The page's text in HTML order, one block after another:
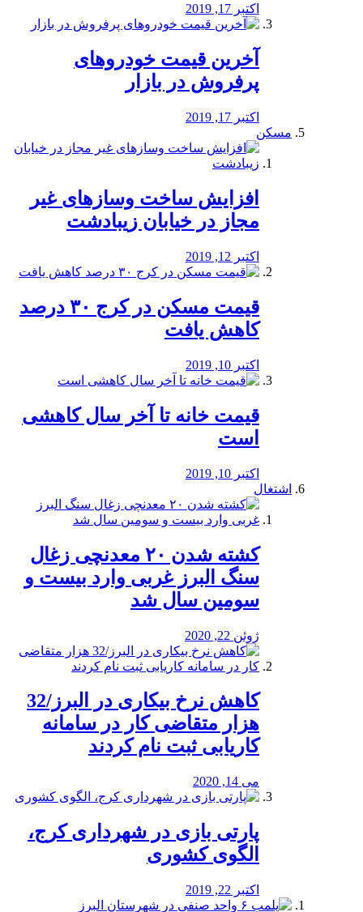
اکتبر 17, 2019
آخرین قیمت خودرو‌های
پرفروش در بازار
اکتبر 17, 2019
مسکن
افزایش ساخت وسازهای غیر
مجاز در خیابان زیبادشت
اکتبر 12, 2019
️قیمت مسکن در کرج ۳۰ درصد
کاهش یافت
اکتبر 10, 2019
قیمت خانه تا آخر سال کاهشی
است
اکتبر 10, 2019
اشتغال
کشته شدن ۲۰ معدنچی زغال
سنگ البرز غربی وارد بیست و
سومین سال شد
ژوئن 22, 2020
کاهش نرخ بیکاری در البرز/32
هزار متقاضی کار در سامانه
کاریابی ثبت نام کردند
می 14, 2020
پارتی بازی در شهرداری کرج،
الگوی کشوری
اکتبر 22, 2019